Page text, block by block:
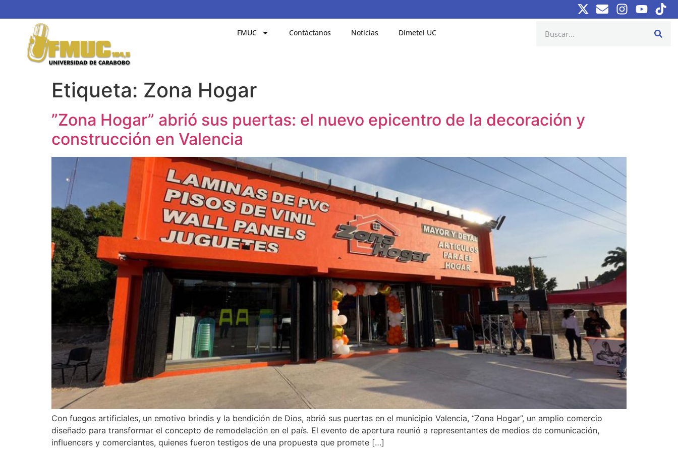
FMUC Contáctanos Noticias Dimetel UC
Etiqueta: Zona Hogar
”Zona Hogar” abrió sus puertas: el nuevo epicentro de la decoración y
construcción en Valencia
Con fuegos artificiales, un emotivo brindis y la bendición de Dios, abrió sus puertas en el municipio Valencia, “Zona Hogar”, un amplio comercio
diseñado para transformar el concepto de remodelación en el país. El evento de apertura reunió a representantes de medios de comunicación,
influencers y comerciantes, quienes fueron testigos de una propuesta que promete […]